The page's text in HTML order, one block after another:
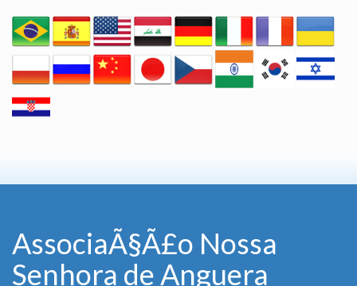
AssociaÃ§Ã£o Nossa
Senhora de Anguera